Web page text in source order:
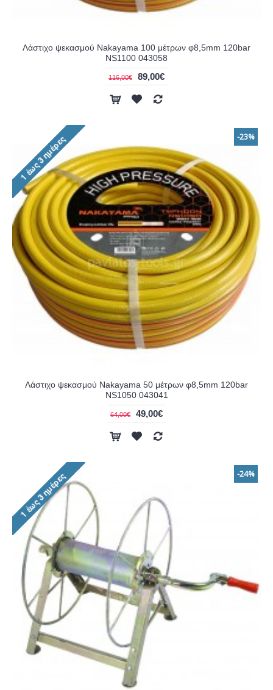
Λάστιχο ψεκασμού Nakayama 100 μέτρων φ8,5mm 120bar
NS1100 043058
116,00€ 89,00€
-23%
Λάστιχο ψεκασμού Nakayama 50 μέτρων φ8,5mm 120bar
NS1050 043041
64,00€ 49,00€
-24%